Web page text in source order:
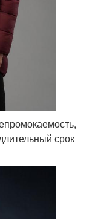
срок